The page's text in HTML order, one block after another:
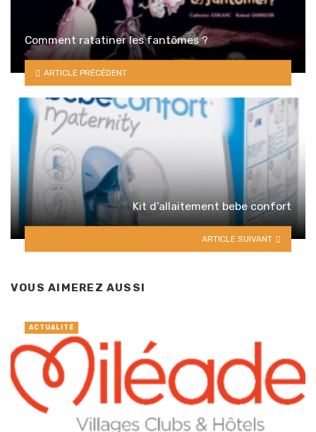
Comment ratatiner les fantômes ?
ARTICLE PRÉCÉDENT
Kit d’allaitement bebe confort
ARTICLE SUIVANT
VOUS AIMEREZ AUSSI
ACTUALITÉ